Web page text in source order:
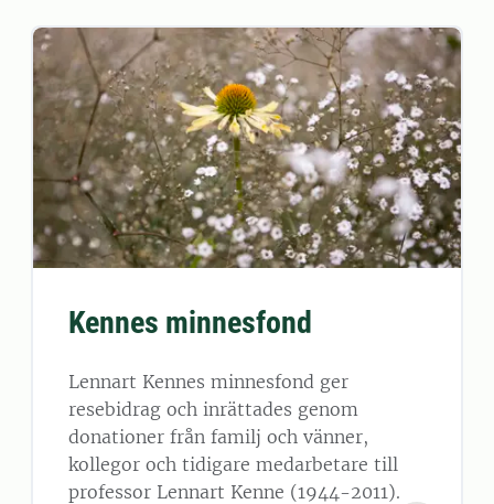
Kennes minnesfond
Lennart Kennes minnesfond ger
resebidrag och inrättades genom
donationer från familj och vänner,
kollegor och tidigare medarbetare till
professor Lennart Kenne (1944-2011).